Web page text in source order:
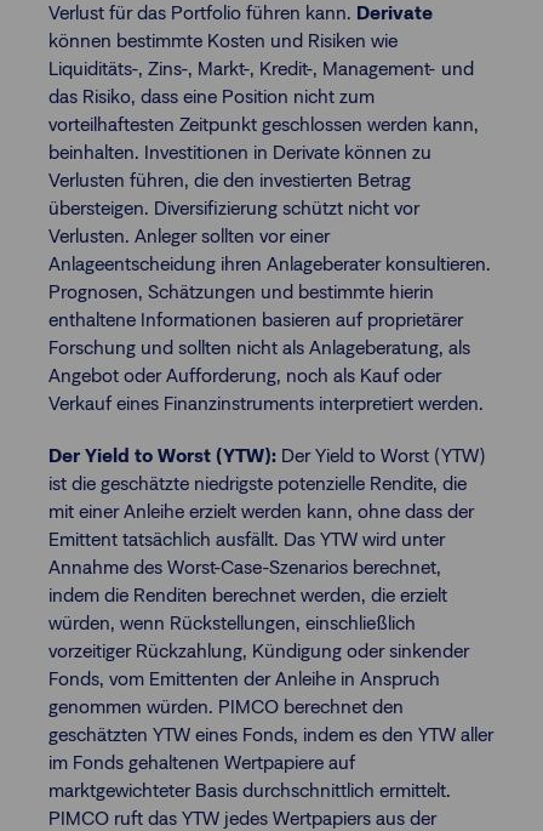
Verlust für das Portfolio führen kann. Derivate
können bestimmte Kosten und Risiken wie
Liquiditäts-, Zins-, Markt-, Kredit-, Management- und
das Risiko, dass eine Position nicht zum
vorteilhaftesten Zeitpunkt geschlossen werden kann,
beinhalten. Investitionen in Derivate können zu
Verlusten führen, die den investierten Betrag
übersteigen. Diversifizierung schützt nicht vor
Verlusten. Anleger sollten vor einer
Anlageentscheidung ihren Anlageberater konsultieren.
Prognosen, Schätzungen und bestimmte hierin
enthaltene Informationen basieren auf proprietärer
Forschung und sollten nicht als Anlageberatung, als
Angebot oder Aufforderung, noch als Kauf oder
Verkauf eines Finanzinstruments interpretiert werden.
Der Yield to Worst (YTW): Der Yield to Worst (YTW)
ist die geschätzte niedrigste potenzielle Rendite, die
mit einer Anleihe erzielt werden kann, ohne dass der
Emittent tatsächlich ausfällt. Das YTW wird unter
Annahme des Worst-Case-Szenarios berechnet,
indem die Renditen berechnet werden, die erzielt
würden, wenn Rückstellungen, einschließlich
vorzeitiger Rückzahlung, Kündigung oder sinkender
Fonds, vom Emittenten der Anleihe in Anspruch
genommen würden. PIMCO berechnet den
geschätzten YTW eines Fonds, indem es den YTW aller
im Fonds gehaltenen Wertpapiere auf
marktgewichteter Basis durchschnittlich ermittelt.
PIMCO ruft das YTW jedes Wertpapiers aus der